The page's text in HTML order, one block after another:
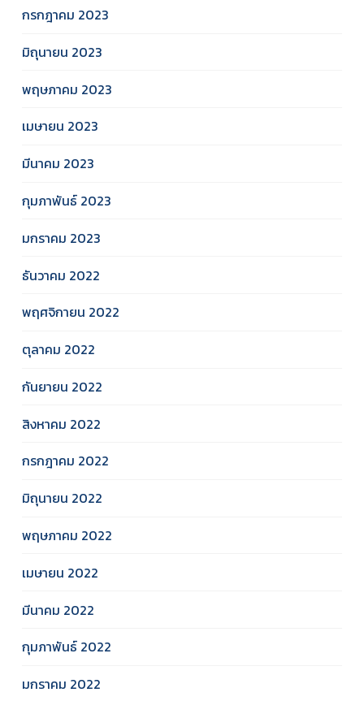
กรกฎาคม 2023
มิถุนายน 2023
พฤษภาคม 2023
เมษายน 2023
มีนาคม 2023
กุมภาพันธ์ 2023
มกราคม 2023
ธันวาคม 2022
พฤศจิกายน 2022
ตุลาคม 2022
กันยายน 2022
สิงหาคม 2022
กรกฎาคม 2022
มิถุนายน 2022
พฤษภาคม 2022
เมษายน 2022
มีนาคม 2022
กุมภาพันธ์ 2022
มกราคม 2022